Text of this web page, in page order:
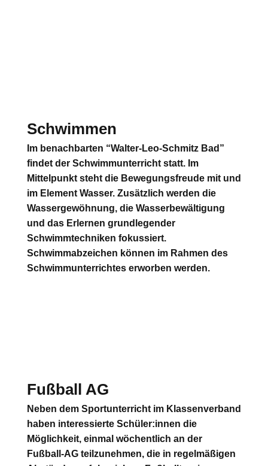
Schwimmen
Im benachbarten “Walter-Leo-Schmitz Bad”
findet der Schwimmunterricht statt. Im
Mittelpunkt steht die Bewegungsfreude mit und
im Element Wasser. Zusätzlich werden die
Wassergewöhnung, die Wasserbewältigung
und das Erlernen grundlegender
Schwimmtechniken fokussiert.
Schwimmabzeichen können im Rahmen des
Schwimmunterrichtes erworben werden.
Fußball AG
Neben dem Sportunterricht im Klassenverband
haben interessierte Schüler:innen die
Möglichkeit, einmal wöchentlich an der
Fußball-AG teilzunehmen, die in regelmäßigen